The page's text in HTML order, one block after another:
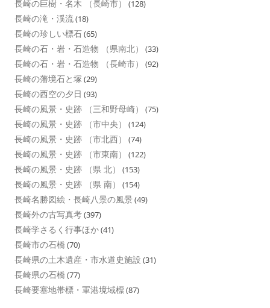
長崎の巨樹・名木 （長崎市） (128)
長崎の滝・渓流(18)
長崎の珍しい標石(65)
長崎の石・岩・石造物 （県南北） (33)
長崎の石・岩・石造物 （長崎市） (92)
長崎の藩境石と塚 (29)
長崎の西空の夕日 (93)
長崎の風景・史跡 （三和野母崎） (75)
長崎の風景・史跡 （市中央） (124)
長崎の風景・史跡 （市北西） (74)
長崎の風景・史跡 （市東南） (122)
長崎の風景・史跡 （県 北） (153)
長崎の風景・史跡 （県 南） (154)
長崎名勝図絵・長崎八景の風景 (49)
長崎外の古写真考(397)
長崎学さるく行事ほか(41)
長崎市の石橋 (70)
長崎県の土木遺産・市水道史施設 (31)
長崎県の石橋 (77)
長崎要塞地帯標・軍港境域標(87)